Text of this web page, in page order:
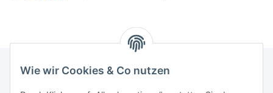
Wie wir Cookies & Co nutzen